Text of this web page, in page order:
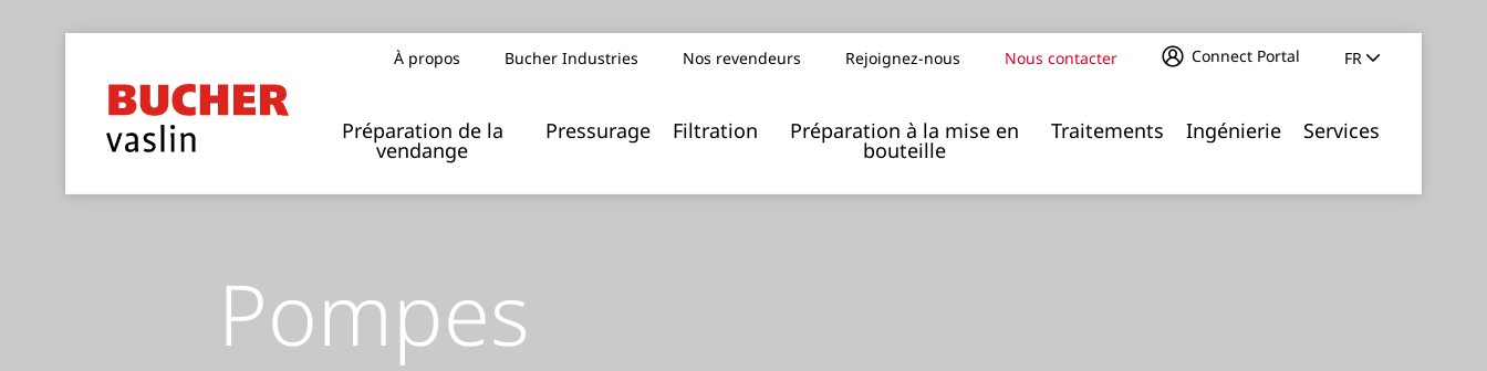
À propos Bucher Industries Nos revendeurs Rejoignez-nous Nous contacter Connect Portal FR
Préparation de la
vendange
Pressurage Filtration Préparation à la mise en
bouteille
Traitements Ingénierie Services
Pompes